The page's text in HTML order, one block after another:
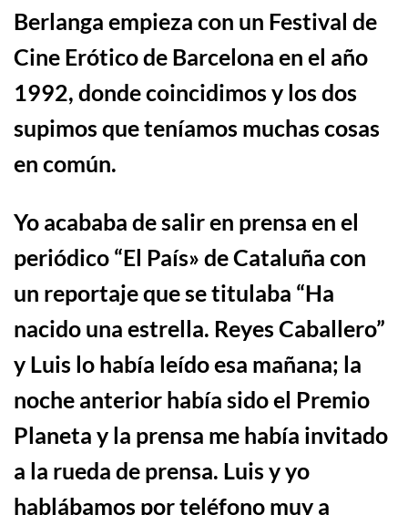
Berlanga empieza con un Festival de
Cine Erótico de Barcelona en el año
1992, donde coincidimos y los dos
supimos que teníamos muchas cosas
en común.
Yo acababa de salir en prensa en el
periódico “El País» de Cataluña con
un reportaje que se titulaba “Ha
nacido una estrella. Reyes Caballero”
y Luis lo había leído esa mañana; la
noche anterior había sido el Premio
Planeta y la prensa me había invitado
a la rueda de prensa. Luis y yo
hablábamos por teléfono muy a